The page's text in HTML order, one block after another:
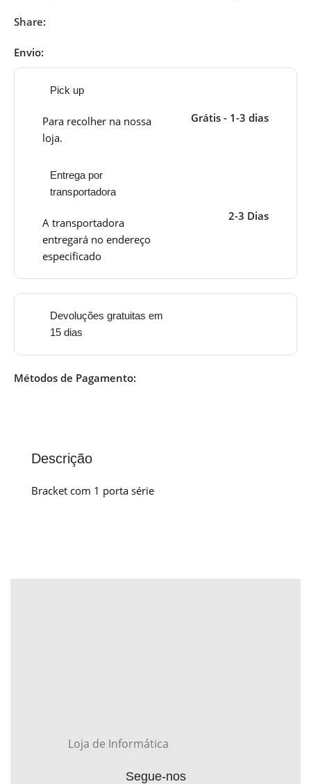
Share:
Envio:
Pick up
Para recolher na nossa
loja.
Grátis - 1-3 dias
Entrega por
transportadora
A transportadora
entregará no endereço
especificado
2-3 Dias
Devoluções gratuitas em
15 dias
Métodos de Pagamento:
Descrição
Bracket com 1 porta série
Loja de Informática
Segue-nos